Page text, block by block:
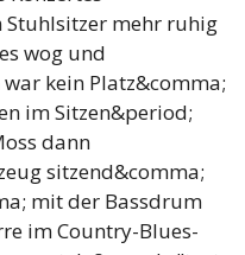
Stuhlsitzer mehr ruhig
wog und
kein Platz&comma;
im Sitzen&period;
dann
sitzend&comma;
mit der Bassdrum
im Country-Blues-